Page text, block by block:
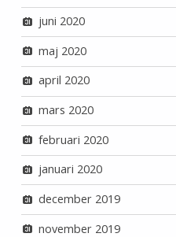
juni 2020
maj 2020
april 2020
mars 2020
februari 2020
januari 2020
december 2019
november 2019